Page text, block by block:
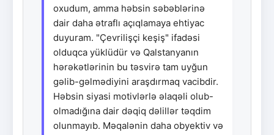
oxudum, amma həbsin səbəblərinə
dair daha ətraflı açıqlamaya ehtiyac
duyuram. "Çevrilişçi keşiş" ifadəsi
olduqca yüklüdür və Qalstanyanın
hərəkətlərinin bu təsvirə tam uyğun
gəlib-gəlmədiyini araşdırmaq vacibdir.
Həbsin siyasi motivlərlə əlaqəli olub-
olmadığına dair dəqiq dəlillər təqdim
olunmayıb. Məqalənin daha obyektiv və